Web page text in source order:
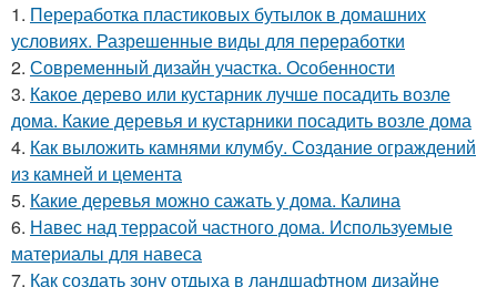
1. Переработка пластиковых бутылок в домашних
условиях. Разрешенные виды для переработки
2. Современный дизайн участка. Особенности
3. Какое дерево или кустарник лучше посадить возле
дома. Какие деревья и кустарники посадить возле дома
4. Как выложить камнями клумбу. Создание ограждений
из камней и цемента
5. Какие деревья можно сажать у дома. Калина
6. Навес над террасой частного дома. Используемые
материалы для навеса
7. Как создать зону отдыха в ландшафтном дизайне